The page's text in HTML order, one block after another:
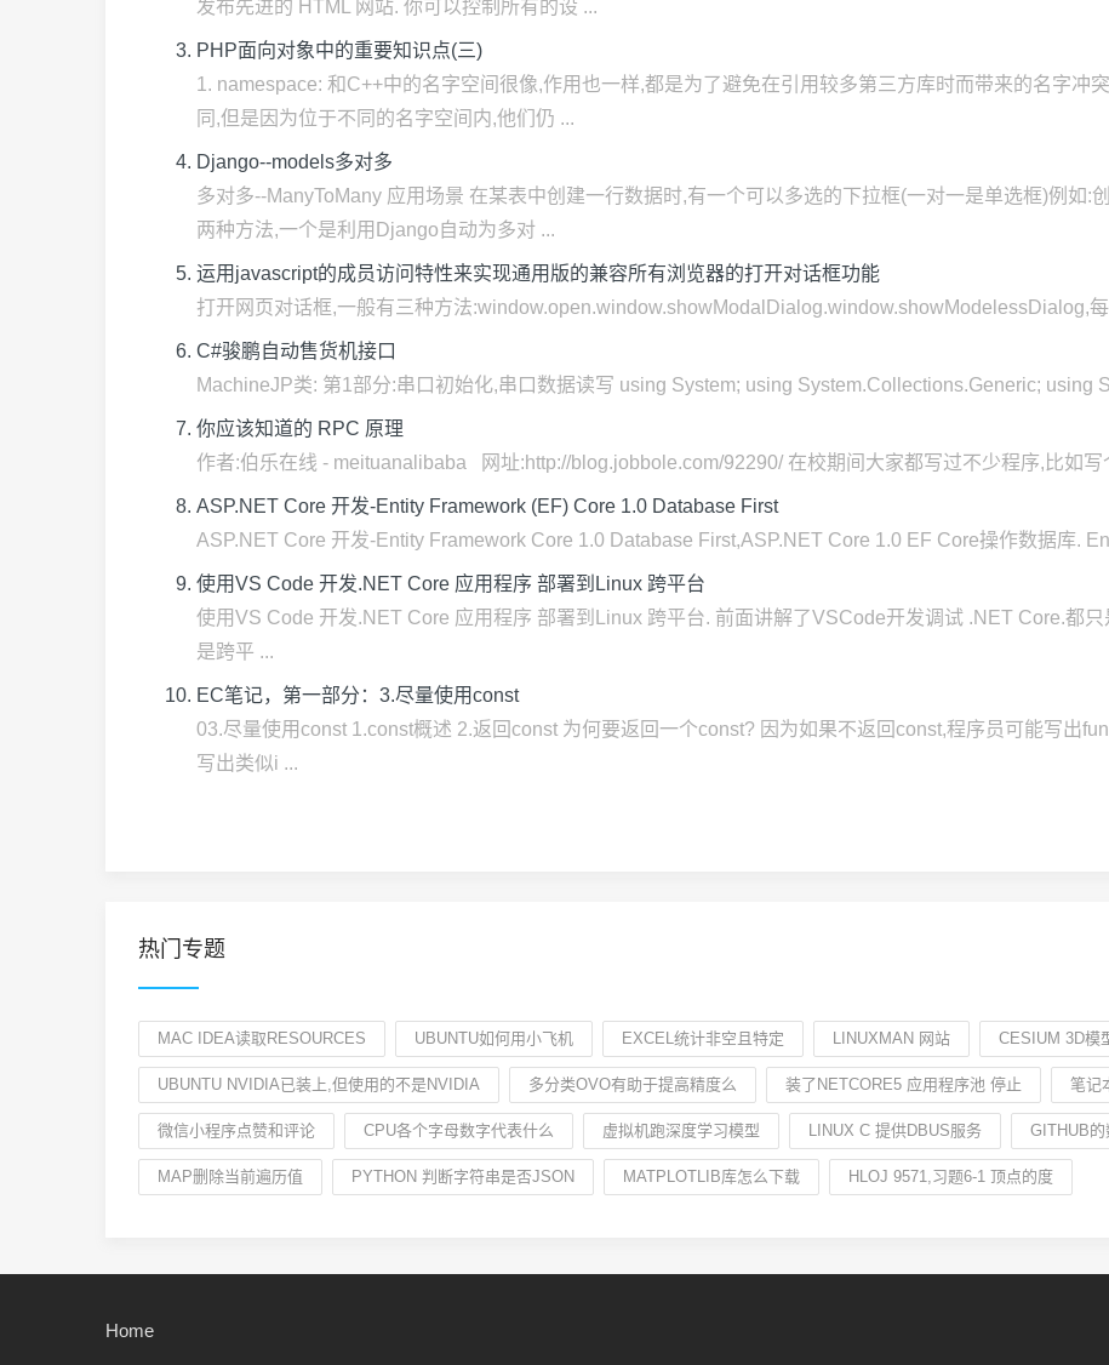
发布先进的 HTML 网站. 你可以控制所有的设 ...
PHP面向对象中的重要知识点(三)
1. namespace: 和C++中的名字空间很像,作用也一样,都是为了避免在引用较多第三方库时而带来的名字冲
同,但是因为位于不同的名字空间内,他们仍 ...
Django--models多对多
多对多--ManyToMany 应用场景 在某表中创建一行数据时,有一个可以多选的下拉框(一对一是单选框)例如:
两种方法,一个是利用Django自动为多对 ...
运用javascript的成员访问特性来实现通用版的兼容所有浏览器的打开对话框功能
打开网页对话框,一般有三种方法:window.open.window.showModalDialog.window.showModelessDialog,
C#骏鹏自动售货机接口
MachineJP类: 第1部分:串口初始化,串口数据读写 using System; using System.Collections.Generic; using
你应该知道的 RPC 原理
作者:伯乐在线 - meituanalibaba 网址:http://blog.jobbole.com/92290/ 在校期间大家都写过不少程序,比如
ASP.NET Core 开发-Entity Framework (EF) Core 1.0 Database First
ASP.NET Core 开发-Entity Framework Core 1.0 Database First,ASP.NET Core 1.0 EF Core操作数据库.
使用VS Code 开发.NET Core 应用程序 部署到Linux 跨平台
使用VS Code 开发.NET Core 应用程序 部署到Linux 跨平台. 前面讲解了VSCode开发调试 .NET Core.都
是跨平 ...
EC笔记，第一部分：3.尽量使用const
03.尽量使用const 1.const概述 2.返回const 为何要返回一个const? 因为如果不返回const,程序员可能写出
写出类似i ...
热门专题
MAC IDEA读取RESOURCES UBUNTU如何用小飞机 EXCEL统计非空且特定 LINUXMAN 网站 CESIUM 3D模
UBUNTU NVIDIA已装上,但使用的不是NVIDIA 多分类OVO有助于提高精度么 装了NETCORE5 应用程序池 停止 笔记
微信小程序点赞和评论 CPU各个字母数字代表什么 虚拟机跑深度学习模型 LINUX C 提供DBUS服务 GITHUB
MAP删除当前遍历值 PYTHON 判断字符串是否JSON MATPLOTLIB库怎么下载 HLOJ 9571,习题6-1 顶点的度
Home